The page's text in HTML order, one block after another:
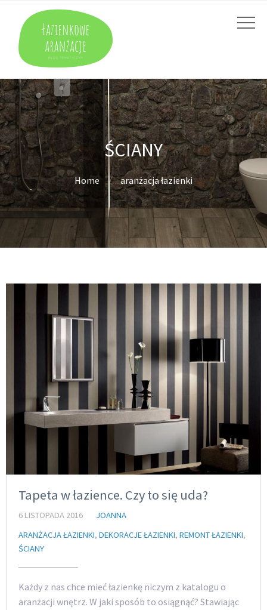
ŚCIANY
Home aranżacja łazienki
Tapeta w łazience. Czy to się uda?
6 LISTOPADA 2016
JOANNA
ARANŻACJA ŁAZIENKI, DEKORACJE ŁAZIENKI, REMONT ŁAZIENKI,
ŚCIANY
Każdy z nas chce mieć łazienkę niczym z katalogu o
aranżacji wnętrz. W jaki sposób to osiągnąć? Stawiając